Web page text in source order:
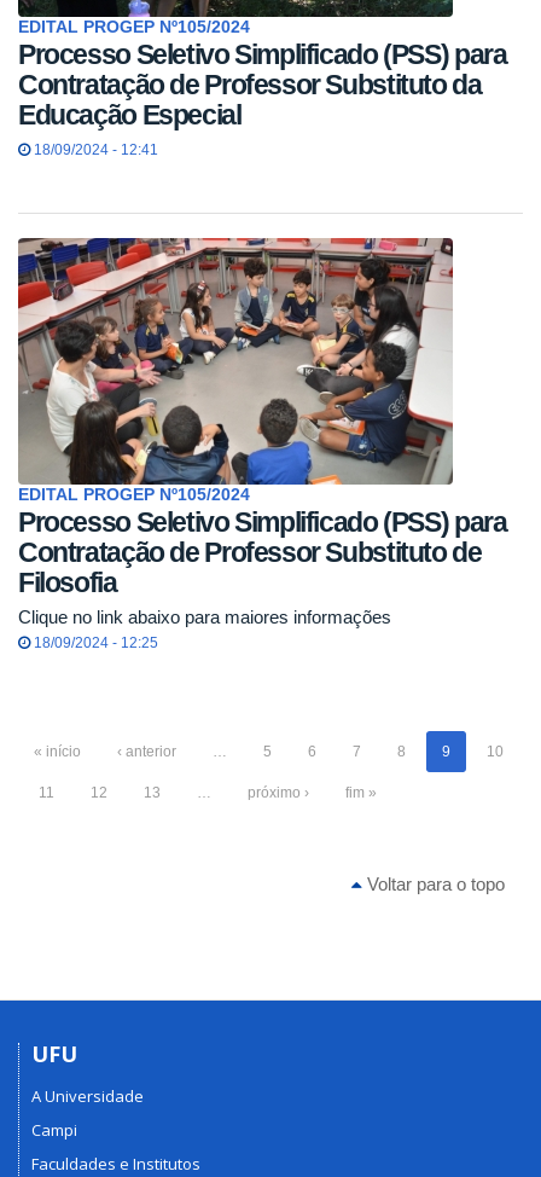
EDITAL PROGEP Nº105/2024
Processo Seletivo Simplificado (PSS) para
Contratação de Professor Substituto da
Educação Especial
18/09/2024 - 12:41
EDITAL PROGEP Nº105/2024
Processo Seletivo Simplificado (PSS) para
Contratação de Professor Substituto de
Filosofia
Clique no link abaixo para maiores informações
18/09/2024 - 12:25
« início ‹ anterior … 5 6 7 8 9 10
11 12 13 … próximo › fim »
Voltar para o topo
UFU
A Universidade
Campi
Faculdades e Institutos